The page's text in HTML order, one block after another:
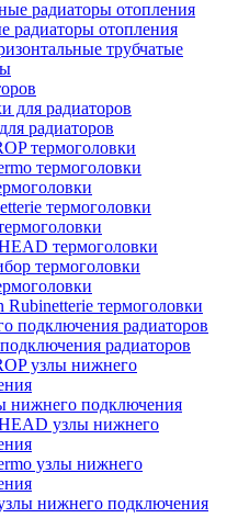
радиаторы отопления
трубчатые
радиаторов
термоголовки
термоголовки
термоголовки
термоголовки
термоголовки
Rubinetterie термоголовки
радиаторов
узлы нижнего
нижнего подключения
узлы нижнего
узлы нижнего
нижнего подключения